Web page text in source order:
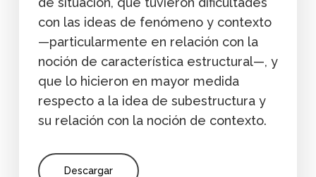
con las ideas de fenómeno y contexto
—particularmente en relación con la
noción de característica estructural—, y
que lo hicieron en mayor medida
respecto a la idea de subestructura y
su relación con la noción de contexto.
Descargar